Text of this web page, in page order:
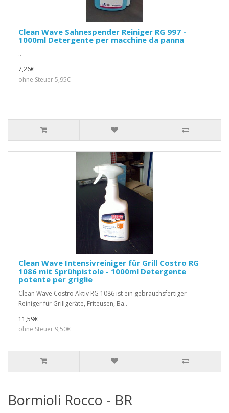
Clean Wave Sahnespender Reiniger RG 997 -
1000ml Detergente per macchine da panna
..
7,26€
ohne Steuer 5,95€
Clean Wave Intensivreiniger für Grill Costro RG
1086 mit Sprühpistole - 1000ml Detergente
potente per griglie
Clean Wave Costro Aktiv RG 1086 ist ein gebrauchsfertiger
Reiniger für Grillgeräte, Friteusen, Ba..
11,59€
ohne Steuer 9,50€
Bormioli Rocco - BR